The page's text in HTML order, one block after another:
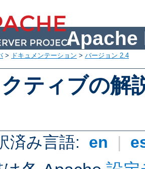
Apache
> ドキュメンテーション > バージョン 2.4
ティブの解
済み言語: en |